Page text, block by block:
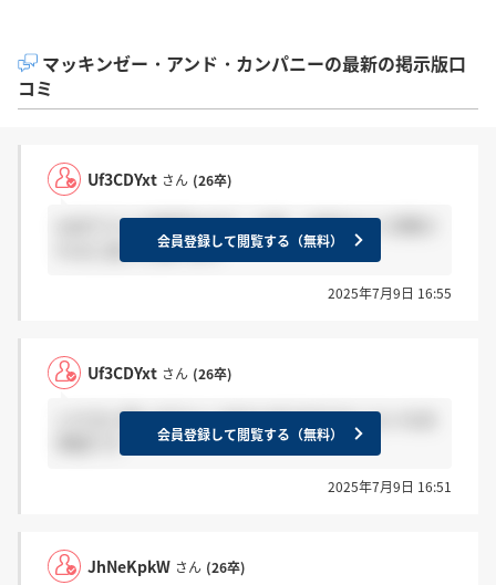
マッキンゼー・アンド・カンパニーの最新の掲示版口
コミ
Uf3CDYxt さん (26卒)
webテストが鬼門なので、27卒・28卒はよく対策さ
れると良いと思います会員登録して閲覧する（無料）
2025年7月9日 16:55
Uf3CDYxt さん (26卒)
いけると思いますよ！MckとBCGはそのくらいな水
会員登録して閲覧する（無料）
2025年7月9日 16:51
JhNeKpkW さん (26卒)